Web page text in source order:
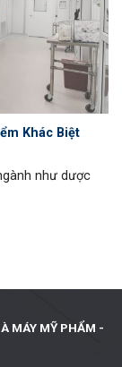
Khác Biệt
như dược
MÁY MỸ PHẨM -